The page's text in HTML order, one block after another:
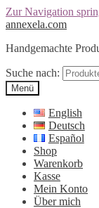
Zur Navigation
annexela.com
Handgemachte
Suche nach:
Menü
English
Deutsch
Español
Shop
Warenkorb
Kasse
Mein Konto
Über mich